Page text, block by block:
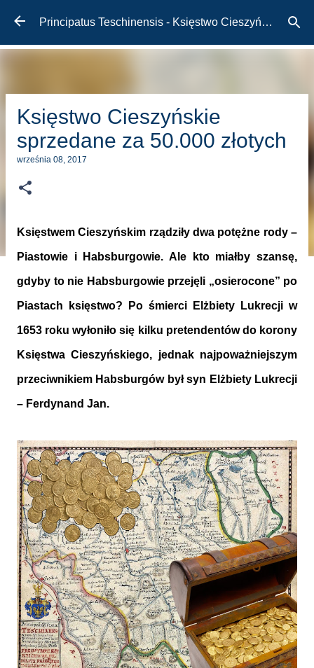
Przejdź do głównej zawartości Principatus Teschinensis - Księstwo Cieszyńskie
Księstwo Cieszyńskie
sprzedane za 50.000 złotych
września 08, 2017
Księstwem Cieszyńskim rządziły dwa potężne rody –
Piastowie i Habsburgowie. Ale kto miałby szansę,
gdyby to nie Habsburgowie przejęli „osierocone” po
Piastach księstwo? Po śmierci Elżbiety Lukrecji w
1653 roku wyłoniło się kilku pretendentów do korony
Księstwa Cieszyńskiego, jednak najpoważniejszym
przeciwnikiem Habsburgów był syn Elżbiety Lukrecji
– Ferdynand Jan.